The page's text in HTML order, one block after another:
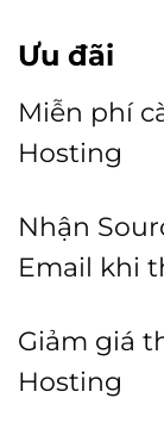
Ưu đãi
Miễn phí
Hosting
Nhận
Email khi
Giảm giá
Hosting